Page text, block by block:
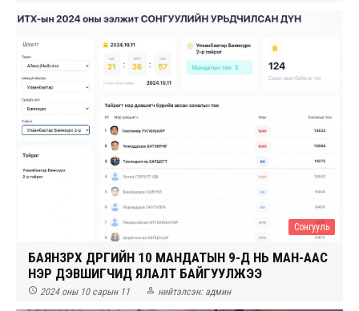
Сонгууль
БАЯНЗҮРХ ДҮҮРГИЙН 10 МАНДАТЫН 9-Д НЬ МАН-ААС
НЭР ДЭВШИГЧИД ЯЛАЛТ БАЙГУУЛЖЭЭ
 2024 оны 10 сарын 11  нийтэлсэн: админ